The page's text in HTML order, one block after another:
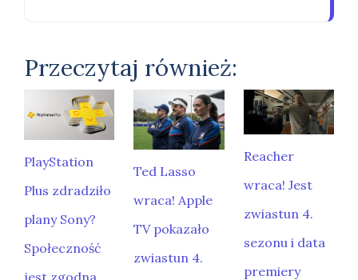
Przeczytaj również:
PlayStation
Plus zdradziło
plany Sony?
Społeczność
Ted Lasso
wraca! Apple
TV pokazało
zwiastun 4.
Reacher
wraca! Jest
zwiastun 4.
sezonu i data
premiery